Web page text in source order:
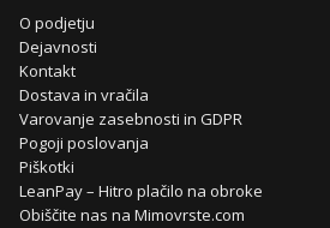
O podjetju
Dejavnosti
Kontakt
Dostava in vračila
Varovanje zasebnosti in GDPR
Pogoji poslovanja
Piškotki
LeanPay – Hitro plačilo na obroke
Obiščite nas na Mimovrste.com